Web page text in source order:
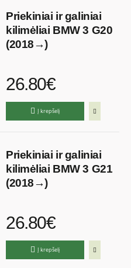
Priekiniai ir galiniai
kilimėliai BMW 3 G20
(2018→)
26.80€
Į krepšelį
Priekiniai ir galiniai
kilimėliai BMW 3 G21
(2018→)
26.80€
Į krepšelį